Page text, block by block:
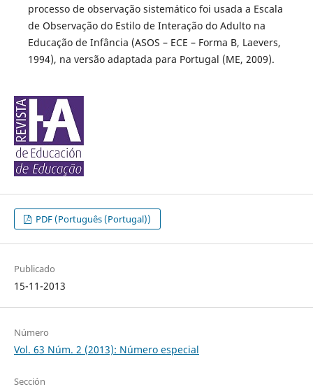
processo de observação sistemático foi usada a Escala
de Observação do Estilo de Interação do Adulto na
Educação de Infância (ASOS – ECE – Forma B, Laevers,
1994), na versão adaptada para Portugal (ME, 2009).
PDF (Português (Portugal))
Publicado
15-11-2013
Número
Vol. 63 Núm. 2 (2013): Número especial
Sección